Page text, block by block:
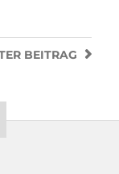
BEITRAG